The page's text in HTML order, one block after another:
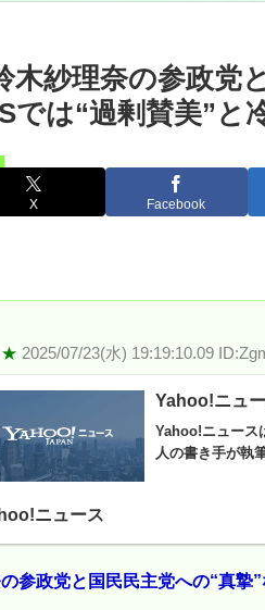
木紗理奈の参政
は“過剰賛美”と
X Facebook
★ 2025/07/23(水) 19:19:10.09
Yahoo!ニュ
Yahoo!ニュース
人の書き手が執
ニュース
参政党と国民民主党への“真摯